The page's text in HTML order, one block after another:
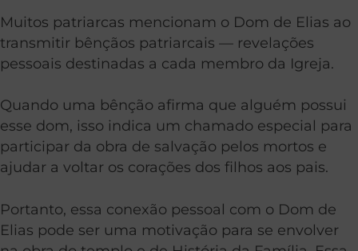
Muitos patriarcas mencionam o Dom de Elias ao
transmitir bênçãos patriarcais — revelações
pessoais destinadas a cada membro da Igreja.
Quando uma bênção afirma que alguém possui
esse dom, isso indica um chamado especial para
participar da obra de salvação pelos mortos e
ajudar a voltar os corações dos filhos aos pais.
Portanto, essa conexão pessoal com o Dom de
Elias pode ser uma motivação para se envolver